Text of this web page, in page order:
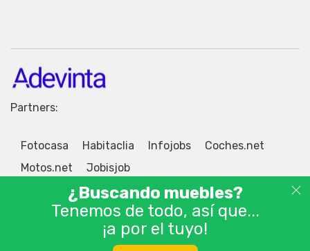
Partners:
Fotocasa Habitaclia Infojobs
Coches.net
Motos.net
Jobisjob
¿Buscando muebles?
Tenemos de todo, así que...
¡a por el tuyo!